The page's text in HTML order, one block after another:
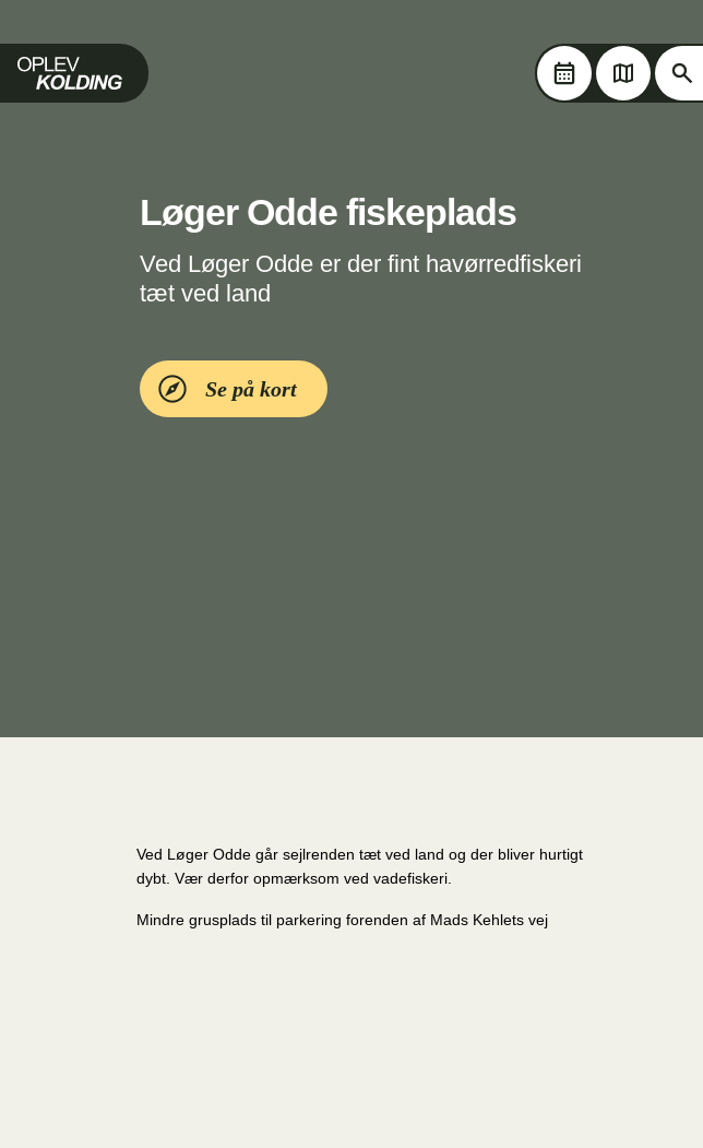
Skip til
Oplev Kolding
Søg
Løger Odde fiskeplads
Ved Løger Odde er der fint havørredfiskeri
tæt ved land
Se på kort
Ved Løger Odde går sejlrenden tæt ved land og der bliver hurtigt
dybt. Vær derfor opmærksom ved vadefiskeri.
Mindre grusplads til parkering forenden af Mads Kehlets vej